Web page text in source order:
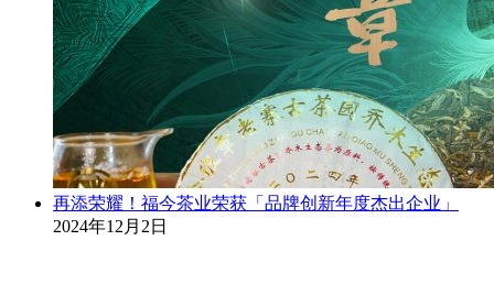
再添荣耀！福今茶业荣获「品牌创新年度杰出企业」
2024年12月2日